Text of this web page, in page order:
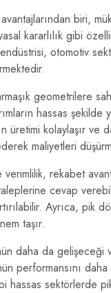
biri,
kararlılık gibi
otomotiv
geometrilere
hassas
üretimi kolaylaşır
maliyetleri
rekabet
cevap
Ayrıca, pik
taşır.
daha da gelişeceği
performansını
hassas sektörlerde